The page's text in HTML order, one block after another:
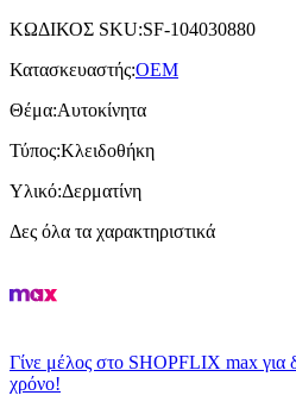
ΚΩΔΙΚΟΣ SKU:SF-104030880
Κατασκευαστής:OEM
Θέμα:Αυτοκίνητα
Τύπος:Κλειδοθήκη
Υλικό:Δερματίνη
Δες όλα τα χαρακτηριστικά
Γίνε μέλος στο SHOPFLIX max για
χρόνο!